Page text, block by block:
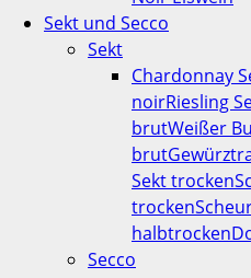
Sekt und Secco
Sekt
Chardonnay
noirRiesling
brutWeißer
brut
Sekt trocken
trocken
halbtrocken
Secco